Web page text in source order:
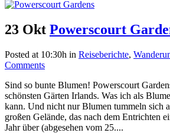
23 Okt Powerscourt
Posted at 10:30h in Reiseberichte,
Comments
Sind so bunte Blumen! Powerscourt
schönsten Gärten Irlands. Was ich als
kann. Und nicht nur Blumen tummeln sich
großen Gelände, das nach dem Entrichten
Jahr über (abgesehen vom 25....